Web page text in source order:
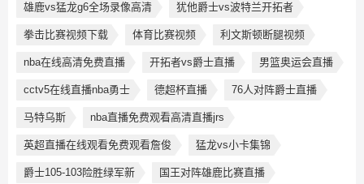
雄鹿vs猛龙g6全场录像高清 犹他爵士vs波特兰开拓者
拳击比赛视频下载 体育比赛视频 利文斯顿断腿视频
nba在线高清免费直播 开拓者vs爵士直播 男篮奥运会直播
cctv5在线直播nba勇士 德超杯直播 76人对阵爵士直播
马特乌斯 nba直播免费观看高清直播jrs
英超直播在线观看免费观看詹俊 猛龙vs小卡集锦
爵士105-103险胜绿军新 国王对阵雄鹿比赛直播